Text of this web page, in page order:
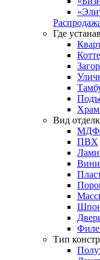
Где
Вид
МДФ
ПВХ
Тип